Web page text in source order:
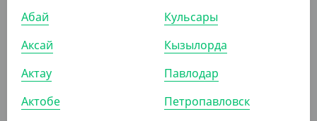
(93₸
Коробка для пиццы, 300*300*40 мм, гофро, крафт
КОР (50)
Абай
Аксай
Актау
Актобе
Кульсары
Кызылорда
Павлодар
Петропавловск